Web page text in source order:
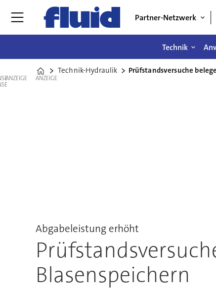
Partner-Netzwerk
Technik
Home
Technik-Hydraulik Prüfstandsversuche
ANZEIGE ANZEIGE
Abgabeleistung erhöht
Blasenspeichern